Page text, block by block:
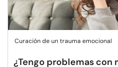
Curación de un trauma emocional
¿Tengo problemas con